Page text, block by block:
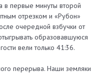
в первые минуты второй
отрезком и «Рубон»
очередной взбучки от
образовавшуюся
вели только 41:36.
перерыва. Наши земляки